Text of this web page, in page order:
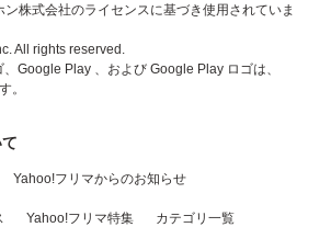
ン株式会社のライセンスに基づき使用されていま
All rights reserved.
Google Play 、および Google Play ロゴは、
。
Yahoo!フリマからのお知らせ
Yahoo!フリマ特集 カテゴリ一覧